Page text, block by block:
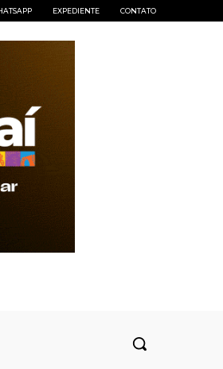
EXPEDIENTE CONTATO